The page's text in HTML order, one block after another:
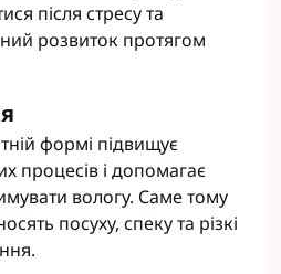
після стресу та
розвиток протягом
формі підвищує
процесів і допомагає
вологу. Саме тому
посуху, спеку та різкі